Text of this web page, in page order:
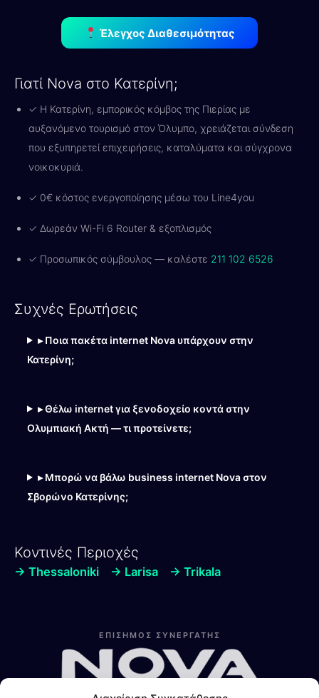
Έλεγχος Διαθεσιμότητας
Γιατί Nova στο Κατερίνη;
✓ Η Κατερίνη, εμπορικός κόμβος της Πιερίας με
αυξανόμενο τουρισμό στον Όλυμπο, χρειάζεται σύνδεση
που εξυπηρετεί επιχειρήσεις, καταλύματα και σύγχρονα
νοικοκυριά.
✓ 0€ κόστος ενεργοποίησης μέσω του Line4you
✓ Δωρεάν Wi-Fi 6 Router & εξοπλισμός
✓ Προσωπικός σύμβουλος — καλέστε 211 102 6526
Συχνές Ερωτήσεις
▸ Ποια πακέτα internet Nova υπάρχουν στην
Κατερίνη;
▸ Θέλω internet για ξενοδοχείο κοντά στην
Ολυμπιακή Ακτή — τι προτείνετε;
▸ Μπορώ να βάλω business internet Nova στον
Σβορώνο Κατερίνης;
Κοντινές Περιοχές
→ Thessaloniki → Larisa → Trikala
ΕΠΙΣΗΜΟΣ ΣΥΝΕΡΓΑΤΗΣ